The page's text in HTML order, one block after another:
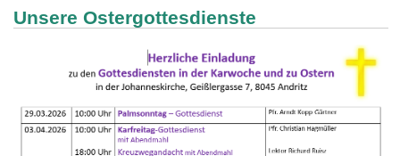
Unsere Ostergottesdienste